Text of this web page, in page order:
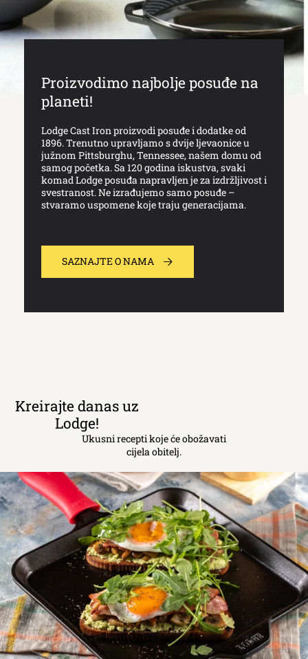
Proizvodimo najbolje posuđe na
planeti!
Lodge Cast Iron proizvodi posuđe i dodatke od
1896. Trenutno upravljamo s dvije ljevaonice u
južnom Pittsburghu, Tennessee, našem domu od
samog početka. Sa 120 godina iskustva, svaki
komad Lodge posuđa napravljen je za izdržljivost i
svestranost. Ne izrađujemo samo posuđe –
stvaramo uspomene koje traju generacijama.
SAZNAJTE O NAMA
Kreirajte danas uz
Lodge!
Ukusni recepti koje će obožavati
cijela obitelj.